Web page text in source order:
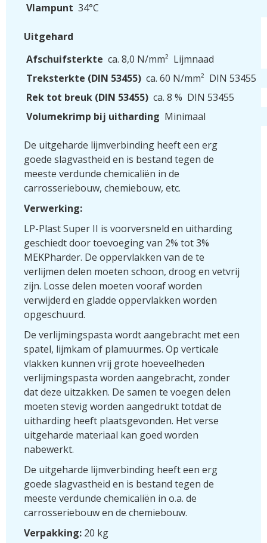
Vlampunt 34°C
Uitgehard
Afschuifsterkte ca. 8,0 N/mm² Lijmnaad
Treksterkte (DIN 53455) ca. 60 N/mm² DIN 53455
Rek tot breuk (DIN 53455) ca. 8 % DIN 53455
Volumekrimp bij uitharding Minimaal
De uitgeharde lijmverbinding heeft een erg
goede slagvastheid en is bestand tegen de
meeste verdunde chemicaliën in de
carrosseriebouw, chemiebouw, etc.
Verwerking:
LP-Plast Super II is voorversneld en uitharding
geschiedt door toevoeging van 2% tot 3%
MEKPharder. De oppervlakken van de te
verlijmen delen moeten schoon, droog en vetvrij
zijn. Losse delen moeten vooraf worden
verwijderd en gladde oppervlakken worden
opgeschuurd.
De verlijmingspasta wordt aangebracht met een
spatel, lijmkam of plamuurmes. Op verticale
vlakken kunnen vrij grote hoeveelheden
verlijmingspasta worden aangebracht, zonder
dat deze uitzakken. De samen te voegen delen
moeten stevig worden aangedrukt totdat de
uitharding heeft plaatsgevonden. Het verse
uitgeharde materiaal kan goed worden
nabewerkt.
De uitgeharde lijmverbinding heeft een erg
goede slagvastheid en is bestand tegen de
meeste verdunde chemicaliën in o.a. de
carrosseriebouw en de chemiebouw.
Verpakking: 20 kg